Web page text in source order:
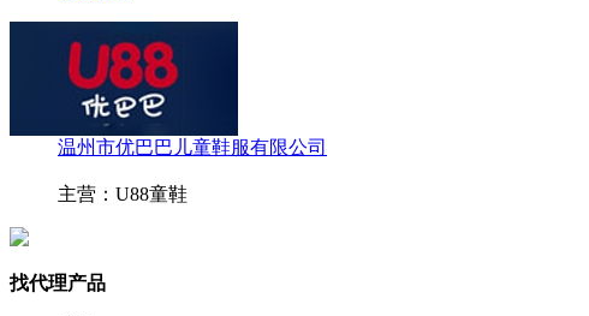
温州市优巴巴儿童鞋服有限公司
主营：U88童鞋
找代理产品